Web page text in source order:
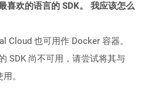
喜欢的语言的 SDK。 我应该怎么
Cloud 也可用作 Docker 容器。
SDK 尚不可用，请尝试将其与
。